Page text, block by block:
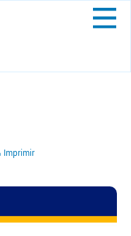
Imprimir